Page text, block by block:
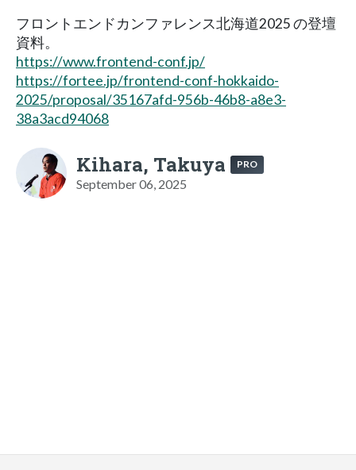
フロントエンドカンファレンス北海道2025 の登壇
資料。
https://www.frontend-conf.jp/
https://fortee.jp/frontend-conf-hokkaido-
2025/proposal/35167afd-956b-46b8-a8e3-
38a3acd94068
Kihara, Takuya PRO
September 06, 2025